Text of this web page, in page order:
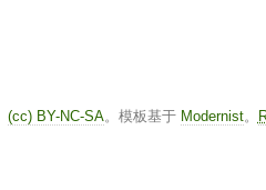
(cc) BY-NC-SA。模板基于 Modernist。